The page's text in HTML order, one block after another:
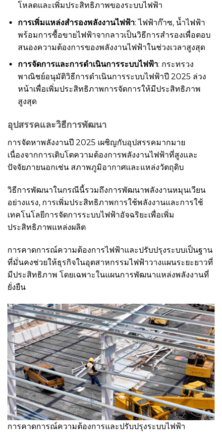
โหลดและเพิ่มประสิทธิภาพของระบบไฟฟ้า
การเพิ่มแหล่งสำรองพลังงานไฟฟ้า: ไฟฟ้าก๊าซ, น้ำไฟฟ้า
พร้อมการซื้อขายไฟฟ้าจากลาวเป็นวิธีการสำรองเพื่อตอบ
สนองความต้องการของพลังงานไฟฟ้าในช่วงเวลาสูงสุด
การจัดการและการดำเนินการระบบไฟฟ้า: กระทรวง
พาณิชย์อนุมัติวิธีการดำเนินการระบบไฟฟ้าปี 2025 ล่วง
หน้าเพื่อเพิ่มประสิทธิภาพการจัดการให้มีประสิทธิภาพ
สูงสุด
อุปสรรคและวิธีการพัฒนา
การจัดหาพลังงานปี 2025 เผชิญกับอุปสรรคมากมาย
เนื่องจากการเติบโตความต้องการพลังงานไฟฟ้าที่สูงและ
ปัจจัยภายนอกเช่น สภาพภูมิอากาศและแหล่งวัตถุดิบ
วิธีการพัฒนาในกรณีนี้รวมถึงการพัฒนาพลังงานหมุนเวียน
อย่างแรง, การเพิ่มประสิทธิภาพการใช้พลังงานและการใช้
เทคโนโลยีการจัดการระบบไฟฟ้าอัจฉริยะเพื่อเพิ่ม
ประสิทธิภาพแหล่งผลิต
การคาดการณ์ความต้องการไฟฟ้าและปรับปรุงระบบเป็นฐาน
ที่มั่นคงช่วยให้ธุรกิจในอุตสาหกรรมไฟฟ้าวางแผนระยะยาวที่
มีประสิทธิภาพ โดยเฉพาะในแผนการพัฒนาแหล่งพลังงานที่
ยั่งยืน
การคาดการณ์ความต้องการและปรับปรุงระบบไฟฟ้า